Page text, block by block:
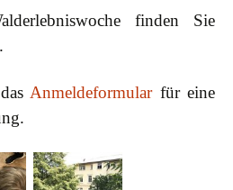
finden Sie
Anmeldeformularfür eine